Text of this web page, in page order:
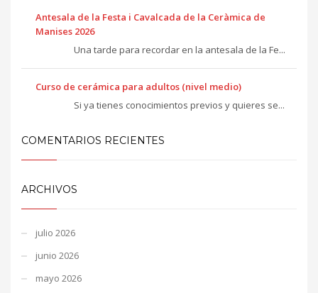
Antesala de la Festa i Cavalcada de la Ceràmica de
Manises 2026
Una tarde para recordar en la antesala de la Fe...
Curso de cerámica para adultos (nivel medio)
Si ya tienes conocimientos previos y quieres se...
COMENTARIOS RECIENTES
ARCHIVOS
julio 2026
junio 2026
mayo 2026